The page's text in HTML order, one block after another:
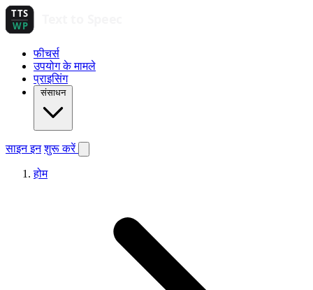
फीचर्स
उपयोग के मामले
प्राइसिंग
संसाधन
साइन इन शुरू करें
होम